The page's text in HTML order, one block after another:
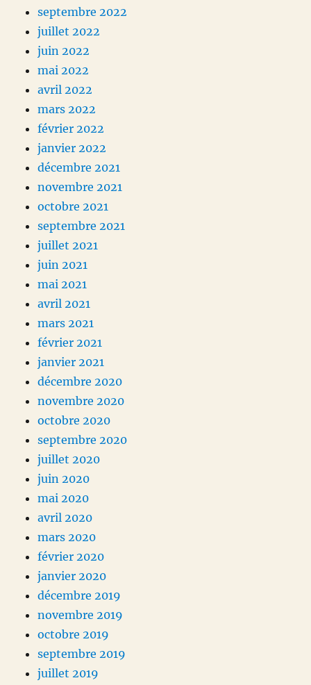
septembre 2022
juillet 2022
juin 2022
mai 2022
avril 2022
mars 2022
février 2022
janvier 2022
décembre 2021
novembre 2021
octobre 2021
septembre 2021
juillet 2021
juin 2021
mai 2021
avril 2021
mars 2021
février 2021
janvier 2021
décembre 2020
novembre 2020
octobre 2020
septembre 2020
juillet 2020
juin 2020
mai 2020
avril 2020
mars 2020
février 2020
janvier 2020
décembre 2019
novembre 2019
octobre 2019
septembre 2019
juillet 2019